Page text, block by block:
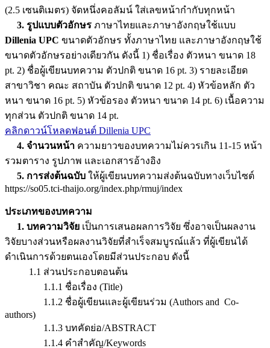
(2.5 เซนติเมตร) จัดหนึ่งคอลัมน์ ใส่เลขหน้ากำกับทุกหน้า
3. รูปแบบตัวอักษร ภาษาไทยและภาษาอังกฤษใช้แบบ
Dillenia UPC ขนาดตัวอักษร ทั้งภาษาไทย และภาษาอังกฤษใช้
ขนาดตัวอักษรอย่างเดียวกัน ดังนี้ 1) ชื่อเรื่อง ตัวหนา ขนาด 18
pt. 2) ชื่อผู้เขียนบทความ ตัวปกติ ขนาด 16 pt. 3) รายละเอียด
สาขาวิชา คณะ สถาบัน ตัวปกติ ขนาด 12 pt. 4) หัวข้อหลัก ตัว
หนา ขนาด 16 pt. 5) หัวข้อรอง ตัวหนา ขนาด 14 pt. 6) เนื้อความ
ทุกส่วน ตัวปกติ ขนาด 14 pt.
คลิกดาวน์โหลดฟอนต์ Dillenia UPC
4. จำนวนหน้า ความยาวของบทความไม่ควรเกิน 11-15 หน้า
รวมตาราง รูปภาพ และเอกสารอ้างอิง
5. การส่งต้นฉบับ ให้ผู้เขียนบทความส่งต้นฉบับทางเว็บไซต์
https://so05.tci-thaijo.org/index.php/rmuj/index
ประเภทของบทความ
1. บทความวิจัย เป็นการเสนอผลการวิจัย ซึ่งอาจเป็นผลงาน
วิจัยบางส่วนหรือผลงานวิจัยที่สำเร็จสมบูรณ์แล้ว ที่ผู้เขียนได้
ดำเนินการด้วยตนเองโดยมีส่วนประกอบ ดังนี้
1.1 ส่วนประกอบตอนต้น
1.1.1 ชื่อเรื่อง (Title)
1.1.2 ชื่อผู้เขียนและผู้เขียนร่วม (Authors and Co-
authors)
1.1.3 บทคัดย่อ/ABSTRACT
1.1.4 คำสำคัญ/Keywords